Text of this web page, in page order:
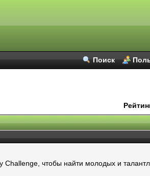
Поиск
чтобы найти молодых и